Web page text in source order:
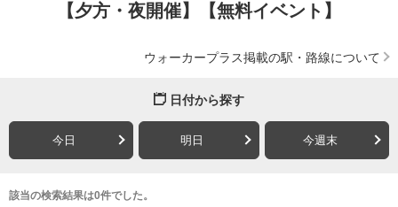
【夕方・夜開催】【無料イベント】
ウォーカープラス掲載の駅・路線について
日付から探す
今日 明日 今週末
該当の検索結果は0件でした。